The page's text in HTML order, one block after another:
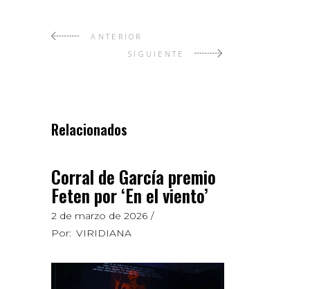
ANTERIOR
SIGUIENTE
Relacionados
Corral de García premio
Feten por ‘En el viento’
2 de marzo de 2026
Por: VIRIDIANA